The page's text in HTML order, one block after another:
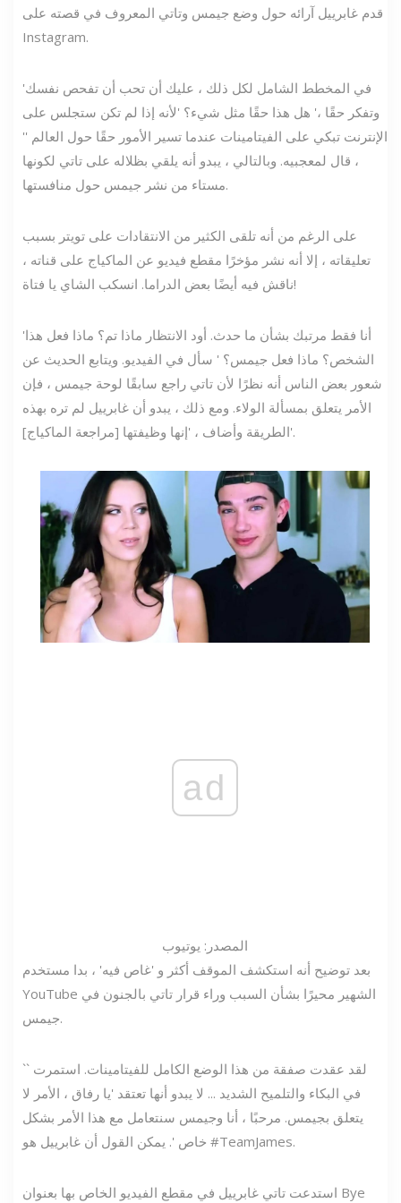
قدم غابرييل آرائه حول وضع جيمس وتاتي المعروف في قصته على
Instagram.
'في المخطط الشامل لكل ذلك ، عليك أن تحب أن تفحص نفسك
وتفكر حقًا ،' هل هذا حقًا مثل شيء؟ 'لأنه إذا لم تكن ستجلس على
الإنترنت تبكي على الفيتامينات عندما تسير الأمور حقًا حول العالم ''
، قال لمعجبيه. وبالتالي ، يبدو أنه يلقي بظلاله على تاتي لكونها
مستاء من نشر جيمس حول منافستها.
على الرغم من أنه تلقى الكثير من الانتقادات على تويتر بسبب
تعليقاته ، إلا أنه نشر مؤخرًا مقطع فيديو عن الماكياج على قناته ،
ناقش فيه أيضًا بعض الدراما. انسكب الشاي يا فتاة!
'أنا فقط مرتبك بشأن ما حدث. أود الانتظار ماذا تم؟ ماذا فعل هذا
الشخص؟ ماذا فعل جيمس؟ ' سأل في الفيديو. ويتابع الحديث عن
شعور بعض الناس أنه نظرًا لأن تاتي راجع سابقًا لوحة جيمس ، فإن
الأمر يتعلق بمسألة الولاء. ومع ذلك ، يبدو أن غابرييل لم تره بهذه
الطريقة وأضاف ، 'إنها وظيفتها [مراجعة الماكياج]'.
ad
المصدر: يوتيوب
بعد توضيح أنه استكشف الموقف أكثر و 'غاص فيه' ، بدا مستخدم
YouTube الشهير محيرًا بشأن السبب وراء قرار تاتي بالجنون في
جيمس.
`` لقد عقدت صفقة من هذا الوضع الكامل للفيتامينات. استمرت
في البكاء والتلميح الشديد ... لا يبدو أنها تعتقد 'يا رفاق ، الأمر لا
يتعلق بجيمس. مرحبًا ، أنا وجيمس سنتعامل مع هذا الأمر بشكل
خاص '. يمكن القول أن غابرييل هو #TeamJames.
استدعت تاتي غابرييل في مقطع الفيديو الخاص بها بعنوان Bye